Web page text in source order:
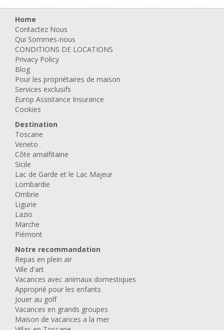
Home
Contactez Nous
Qui Sommes-nous
CONDITIONS DE LOCATIONS
Privacy Policy
Blog
Pour les propriétaires de maison
Services exclusifs
Europ Assistance Insurance
Cookies
Destination
Toscane
Veneto
Côte amalfitaine
Sicile
Lac de Garde et le Lac Majeur
Lombardie
Ombrie
Ligurie
Lazio
Marche
Piémont
Notre recommandation
Repas en plein air
Ville d'art
Vacances avec animaux domestiques
Approprié pour les enfants
Jouer au golf
Vacances en grands groupes
Maison de vacances a la mer